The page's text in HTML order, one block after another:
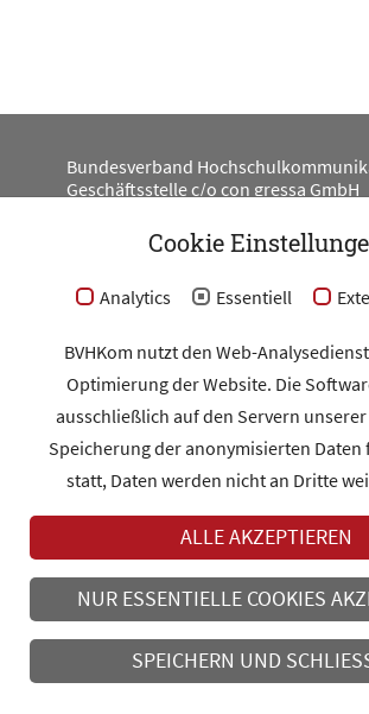
Bundesverband
Geschäftsstelle c/o con gressa GmbH
10179 Berlin
Kontakt
Datenschutz
MITGLIEDERBEREICH
MITGLIED WERDEN
Cookie
Analytics Essentiell
BVHKom nutzt den Web-
Optimierung der Website. Die
ausschließlich auf den Servern unserer
Speicherung der anonymisierten
statt, Daten werden nicht an Dritte
ALLE AKZEPTIEREN
NUR ESSENTIELLE COOKIES
SPEICHERN UND